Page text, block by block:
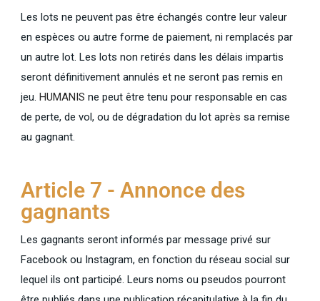
Les lots ne peuvent pas être échangés contre leur valeur
en espèces ou autre forme de paiement, ni remplacés par
un autre lot. Les lots non retirés dans les délais impartis
seront définitivement annulés et ne seront pas remis en
jeu. HUMANIS ne peut être tenu pour responsable en cas
de perte, de vol, ou de dégradation du lot après sa remise
au gagnant.
Article 7 - Annonce des
gagnants
Les gagnants seront informés par message privé sur
Facebook ou Instagram, en fonction du réseau social sur
lequel ils ont participé. Leurs noms ou pseudos pourront